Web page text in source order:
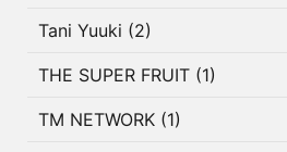
Tani Yuuki (2)
THE SUPER FRUIT (1)
TM NETWORK (1)